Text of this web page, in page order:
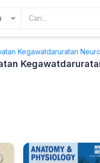
Kegawatdaruratan